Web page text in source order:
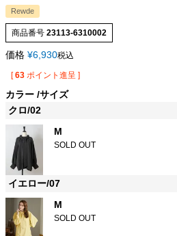
Rewde
商品番号 23113-6310002
価格 ¥6,930税込
[ 63 ポイント進呈 ]
カラー サイズ
クロ/02
M
SOLD OUT
イエロー/07
M
SOLD OUT